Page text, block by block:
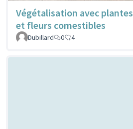
Végétalisation avec plantes
et fleurs comestibles
Dubillard
0 4